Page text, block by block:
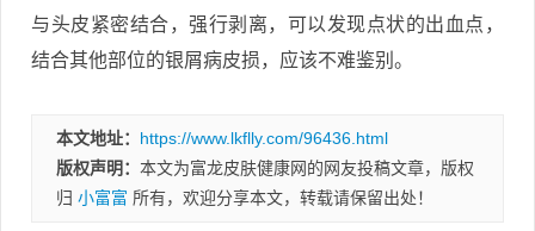
与头皮紧密结合，强行剥离，可以发现点状的出血点，
结合其他部位的银屑病皮损，应该不难鉴别。
本文地址： https://www.lkflly.com/96436.html
版权声明： 本文为富龙皮肤健康网的网友投稿文章，版权
归 小富富 所有，欢迎分享本文，转载请保留出处！